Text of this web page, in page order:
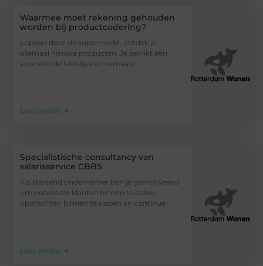
Waarmee moet rekening gehouden
worden bij productcodering?
Lopend door de supermarkt, ontdek je
allemaal nieuwe producten. Je bekijkt één
voor één de labeltjes en verbaast
Lees verder ➜
Specialistische consultancy van
salarisservice CBBS
Als startend ondernemer ben je gemotiveerd
om potentiële klanten binnen te halen,
opdrachten binnen te slepen en continue
Lees verder ➜